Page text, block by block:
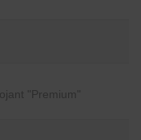
"Premium"